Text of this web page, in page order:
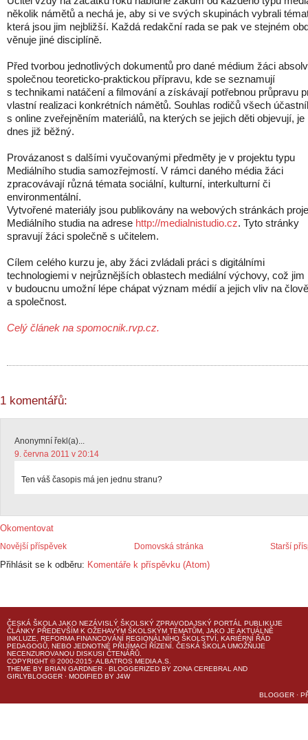
několik námětů a nechá je, aby si ve svých skupinách vybrali
která jsou jim nejbližší. Každá redakční rada se pak ve stejném
věnuje jiné disciplíně.
Před tvorbou jednotlivých dokumentů pro dané médium žáci
společnou teoreticko-praktickou přípravu, kde se seznamují
s technikami natáčení a filmování a získávají potřebnou průpravu
vlastní realizaci konkrétních námětů. Souhlas rodičů všech
s online zveřejněním materiálů, na kterých se jejich děti objevují, je
dnes již běžný.
Provázanost s dalšími vyučovanými předměty je v projektu typu
Mediálního studia samozřejmostí. V rámci daného média žáci
zpracovávají různá témata sociální, kulturní, interkulturní či
environmentální.
Vytvořené materiály jsou publikovány na webových stránkách
Mediálního studia na adrese http://medialnistudio.cz. Tyto stránky
spravují žáci společně s učitelem.
Cílem celého kurzu je, aby žáci zvládali práci s digitálními
technologiemi v nejrůznějších oblastech mediální výchovy, což jim
v budoucnu umožní lépe chápat význam médií a jejich vliv na
a společnost.
Celý článek na spomocnik.rvp.cz.
1 komentářů:
Anonymní řekl(a)...
9. června 2011 v 20:14
Ten váš časopis má jen jednu stranu?
Okomentovat
Novější příspěvek Starší
Domovská stránka
Přihlásit se k odběru: Komentáře k příspěvku (Atom)
ČESKÁ ŠKOLA JAKO NEZÁVISLÝ ŠKOLSKÝ ZPRAVODAJSKÝ PORTÁL PUBLIKUJE
ČLÁNKY PŘEDEVŠÍM K OŽEHAVÝM ŠKOLSKÝM TÉMATŮM, JAKO JE AKTUÁLNĚ
INKLUZE, REFORMA FINANCOVÁNÍ REGIONÁLNÍHO ŠKOLSTVÍ, KARIÉRNÍ ŘÁD
PEDAGOGŮ, NEBO JEDNOTNÉ PŘIJÍMACÍ ŘÍZENÍ. ČESKÁ ŠKOLA UMOŽŇUJE
NECENZUROVANOU DISKUSI ČTENÁŘŮ.
COPYRIGHT © 2000-2015· ALBATROS MEDIA A.S.
THEME BY BRIAN GARDNER · BLOGGERIZED BY ZONA CEREBRAL AND
GIRLYBLOGGER · MODIFIED BY J4W
BLOGGER ·